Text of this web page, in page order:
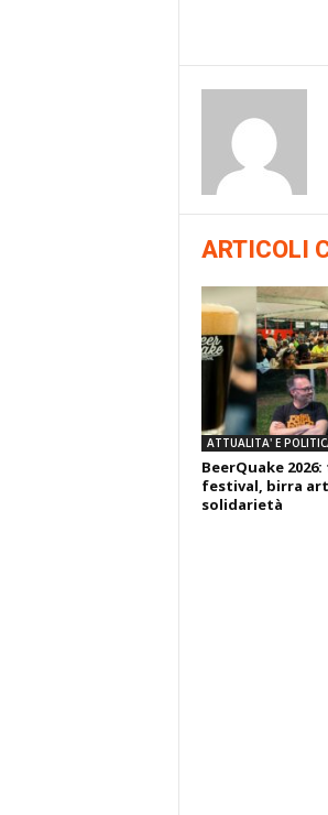
ARTICOLI
ATTUALITA' E
BeerQuake
festival, birra
solidarietà